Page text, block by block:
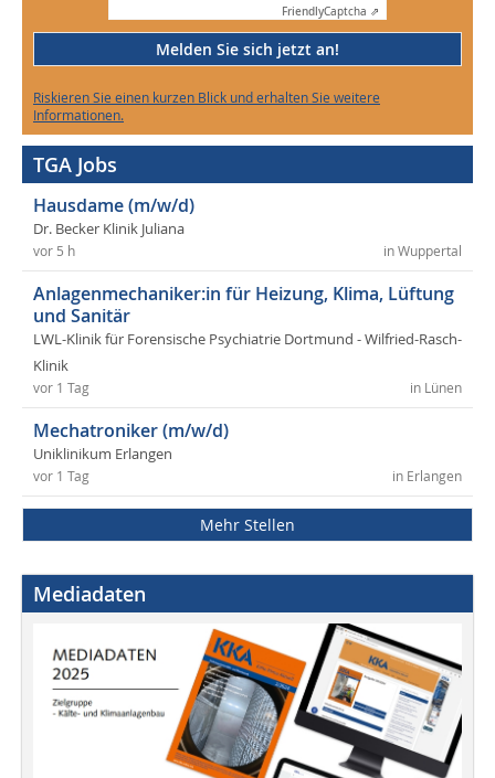
FriendlyCaptcha ⇗
Melden Sie sich jetzt an!
Riskieren Sie einen kurzen Blick und erhalten Sie weitere
Informationen.
TGA Jobs
Hausdame (m/w/d)
Dr. Becker Klinik Juliana
in Wuppertal
vor 5 h
Anlagenmechaniker:in für Heizung, Klima, Lüftung
und Sanitär
LWL-Klinik für Forensische Psychiatrie Dortmund - Wilfried-Rasch-
Klinik
in Lünen
vor 1 Tag
Mechatroniker (m/w/d)
Uniklinikum Erlangen
in Erlangen
vor 1 Tag
Mehr Stellen
Mediadaten